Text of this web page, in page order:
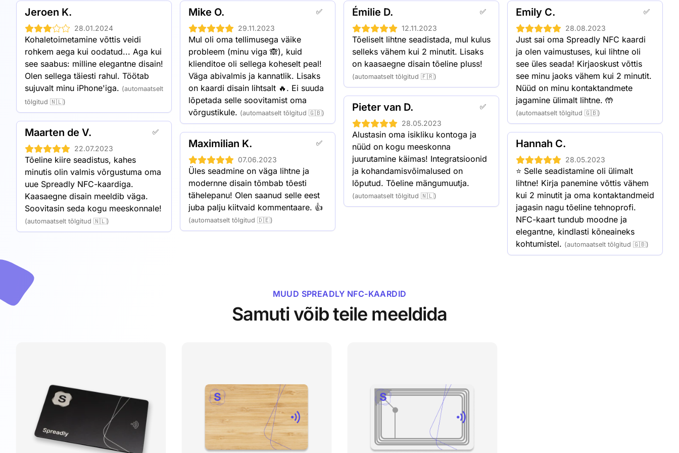
NFC-kaarte saab mugavalt hoida ka rahakotis.
20 Spreadly NFC cards: 50,4% allahindlus
100 Spreadly NFC cards: 62,5% allahindlus
250 Spreadly NFC cards: 69,9% allahindlus
500 Spreadly NFC cards: 73,1% allahindlus
1000 Spreadly NFC cards: 74,4% allahindlus
Jeroen K.
28.01.2024
Kohaletoimetamine võttis veidi
rohkem aega kui oodatud... Aga kui
see saabus: milline elegantne disain!
Olen sellega täiesti rahul. Töötab
sujuvalt minu iPhone'iga. (automaatselt
tõlgitud 🇳🇱)
✅
Maarten de V.
22.07.2023
Tõeline kiire seadistus, kahes
minutis olin valmis võrgustuma oma
uue Spreadly NFC-kaardiga.
Kaasaegne disain meeldib väga.
Soovitasin seda kogu meeskonnale!
(automaatselt tõlgitud 🇳🇱)
✅
Mike O.
29.11.2023
Mul oli oma tellimusega väike
probleem (minu viga 🙈), kuid
klienditoe oli sellega koheselt peal!
Väga abivalmis ja kannatlik. Lisaks
on kaardi disain lihtsalt 🔥. Ei suuda
lõpetada selle soovitamist oma
võrgustikule. (automaatselt tõlgitud 🇬🇧)
✅
Maximilian K.
07.06.2023
Üles seadmine on väga lihtne ja
modernne disain tõmbab tõesti
tähelepanu! Olen saanud selle eest
juba palju kiitvaid kommentaare. 👍
(automaatselt tõlgitud 🇩🇪)
✅
Émilie D.
12.11.2023
Tõeliselt lihtne seadistada, mul kulus
selleks vähem kui 2 minutit. Lisaks
on kaasaegne disain tõeline pluss!
(automaatselt tõlgitud 🇫🇷)
✅
Pieter van D.
28.05.2023
Alustasin oma isikliku kontoga ja
nüüd on kogu meeskonna
juurutamine käimas! Integratsioonid
ja kohandamisvõimalused on
lõputud. Tõeline mängumuutja.
(automaatselt tõlgitud 🇳🇱)
✅
Emily C.
28.08.2023
Just sai oma Spreadly NFC kaardi
ja olen vaimustuses, kui lihtne oli
see üles seada! Kirjaoskust võttis
see minu jaoks vähem kui 2 minutit.
Nüüd on minu kontaktandmete
jagamine ülimalt lihtne. 🤲
(automaatselt tõlgitud 🇬🇧)
Hannah C.
28.05.2023
⭐️ Selle seadistamine oli ülimalt
lihtne! Kirja panemine võttis vähem
kui 2 minutit ja oma kontaktandmeid
jagasin nagu tõeline tehnoprofi.
NFC-kaart tundub moodne ja
elegantne, kindlasti kõneaineks
kohtumistel. (automaatselt tõlgitud 🇬🇧)
MUUD SPREADLY NFC-KAARDID
Samuti võib teile meeldida